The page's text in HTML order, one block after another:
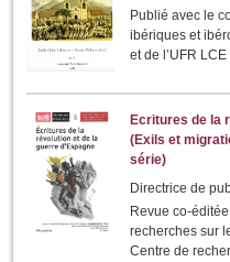
Publié avec le
ibériques et
et de l’UFR LCE
Ecritures de la
(Exils et
série)
Directrice de
Revue co-
recherches sur
Centre de